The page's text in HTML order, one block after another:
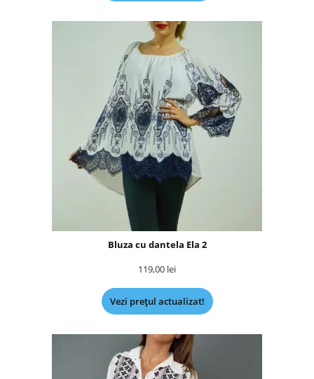
Bluza cu dantela Ela 2
119,00 lei
Vezi prețul actualizat!